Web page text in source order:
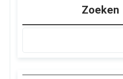
Zoeken